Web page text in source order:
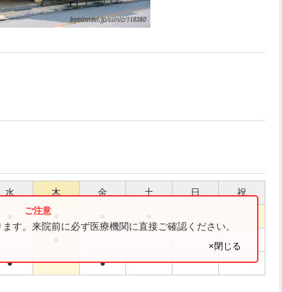
水 木 金 土 日 祝
● ●
す。来院前に必ず医療機関に直接ご確認ください。
×閉じる